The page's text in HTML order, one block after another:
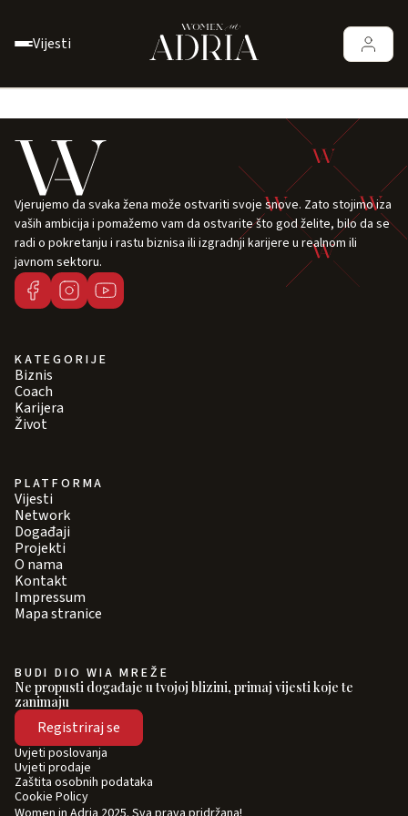
Vijesti
Vjerujemo da svaka žena može ostvariti svoje snove. Zato stojimo iza
vaših ambicija i pomažemo vam da ostvarite što god želite, bilo da se
radi o pokretanju i rastu biznisa ili izgradnji karijere u realnom ili
javnom sektoru.
KATEGORIJE
Biznis
Coach
Karijera
Život
PLATFORMA
Vijesti
Network
Događaji
Projekti
O nama
Kontakt
Impressum
Mapa stranice
BUDI DIO WIA MREŽE
Ne propusti događaje u tvojoj blizini, primaj vijesti koje te
zanimaju
Registriraj se
Uvjeti poslovanja
Uvjeti prodaje
Zaštita osobnih podataka
Cookie Policy